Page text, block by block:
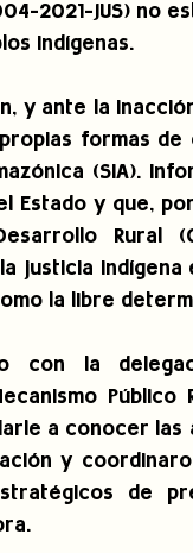
2021-JUS) no
indígenas.
y ante la
formas
(SIA).
Estado y que,
Rural
justicia indígena
la libre
con la
a conocer
y
de